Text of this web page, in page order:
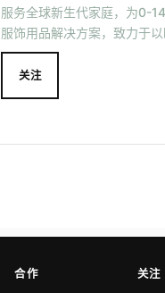
服务全球新生代家庭，为0-
服饰用品解决方案，致力于
灵感，让天下儿童拥有美好童
关注
合作 关注